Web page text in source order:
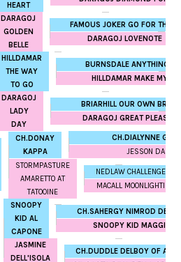
HEART
DARAGOJ
GOLDEN
BELLE
FAMOUS JOKER GO FOR THE
DARAGOJ LOVENOTE
HILLDAMAR
THE WAY
TO GO
BURNSDALE ANYTHING
HILLDAMAR MAKE MY
DARAGOJ
LADY
DAY
BRIARHILL OUR OWN
DARAGOJ GREAT
CH.DONAY
KAPPA
CH.DIALYNNE
JESSON DALLY
STORMPASTURE
AMARETTO AT
TATOOINE
NEDLAW CHALLENGER
MACALL MOONLIGHTIN
SNOOPY
KID AL
CAPONE
CH.SAHERGY NIMROD
SNOOPY KID MAGGIE
JASMINE
DELL'ISOLA
CH.DUDDLE DELBOY OF